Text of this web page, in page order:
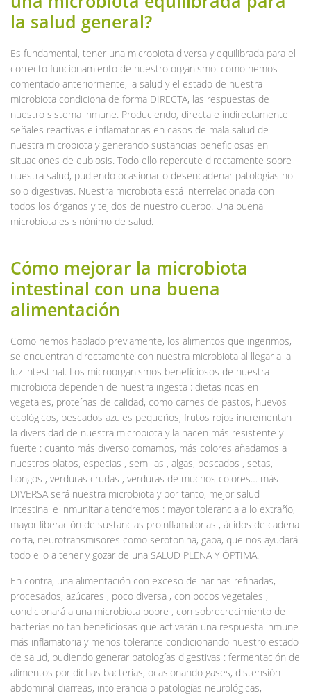
la salud general?
Es fundamental, tener una microbiota diversa y equilibrada para el
correcto funcionamiento de nuestro organismo. como hemos
comentado anteriormente, la salud y el estado de nuestra
microbiota condiciona de forma DIRECTA, las respuestas de
nuestro sistema inmune. Produciendo, directa e indirectamente
señales reactivas e inflamatorias en casos de mala salud de
nuestra microbiota y generando sustancias beneficiosas en
situaciones de eubiosis. Todo ello repercute directamente sobre
nuestra salud, pudiendo ocasionar o desencadenar patologías no
solo digestivas. Nuestra microbiota está interrelacionada con
todos los órganos y tejidos de nuestro cuerpo. Una buena
microbiota es sinónimo de salud.
Cómo mejorar la microbiota
intestinal con una buena
alimentación
Como hemos hablado previamente, los alimentos que ingerimos,
se encuentran directamente con nuestra microbiota al llegar a la
luz intestinal. Los microorganismos beneficiosos de nuestra
microbiota dependen de nuestra ingesta : dietas ricas en
vegetales, proteínas de calidad, como carnes de pastos, huevos
ecológicos, pescados azules pequeños, frutos rojos incrementan
la diversidad de nuestra microbiota y la hacen más resistente y
fuerte : cuanto más diverso comamos, más colores añadamos a
nuestros platos, especias , semillas , algas, pescados , setas,
hongos , verduras crudas , verduras de muchos colores… más
DIVERSA será nuestra microbiota y por tanto, mejor salud
intestinal e inmunitaria tendremos : mayor tolerancia a lo extraño,
mayor liberación de sustancias proinflamatorias , ácidos de cadena
corta, neurotransmisores como serotonina, gaba, que nos ayudará
todo ello a tener y gozar de una SALUD PLENA Y ÓPTIMA.
En contra, una alimentación con exceso de harinas refinadas,
procesados, azúcares , poco diversa , con pocos vegetales ,
condicionará a una microbiota pobre , con sobrecrecimiento de
bacterias no tan beneficiosas que activarán una respuesta inmune
más inflamatoria y menos tolerante condicionando nuestro estado
de salud, pudiendo generar patologías digestivas : fermentación de
alimentos por dichas bacterias, ocasionando gases, distensión
abdominal diarreas, intolerancia o patologías neurológicas,